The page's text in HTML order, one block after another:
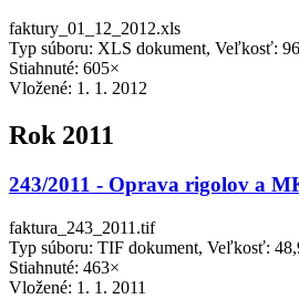
faktury_01_12_2012.xls
Typ súboru: XLS dokument, Veľkosť:
Stiahnuté: 605×
Vložené: 1. 1. 2012
Rok 2011
243/2011 - Oprava rigolov a
faktura_243_2011.tif
Typ súboru: TIF dokument, Veľkosť:
Stiahnuté: 463×
Vložené: 1. 1. 2011